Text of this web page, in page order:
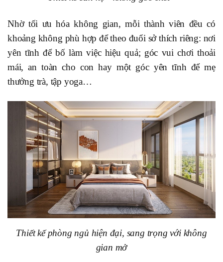
Nhờ tối ưu hóa không gian, mỗi thành viên đều có
khoảng không phù hợp để theo đuổi sở thích riêng: nơi
yên tĩnh để bố làm việc hiệu quả; góc vui chơi thoải
mái, an toàn cho con hay một góc yên tĩnh để mẹ
thưởng trà, tập yoga…
Thiết kế phòng ngủ hiện đại, sang trọng với không
gian mở